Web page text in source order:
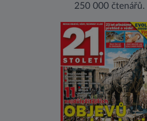
250 000 čtenářů.